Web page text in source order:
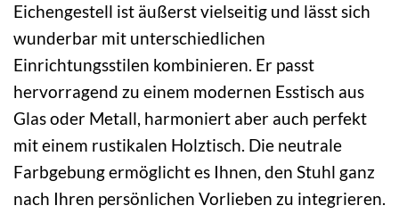
Eichengestell ist äußerst vielseitig und lässt sich
wunderbar mit unterschiedlichen
Einrichtungsstilen kombinieren. Er passt
hervorragend zu einem modernen Esstisch aus
Glas oder Metall, harmoniert aber auch perfekt
mit einem rustikalen Holztisch. Die neutrale
Farbgebung ermöglicht es Ihnen, den Stuhl ganz
nach Ihren persönlichen Vorlieben zu integrieren.